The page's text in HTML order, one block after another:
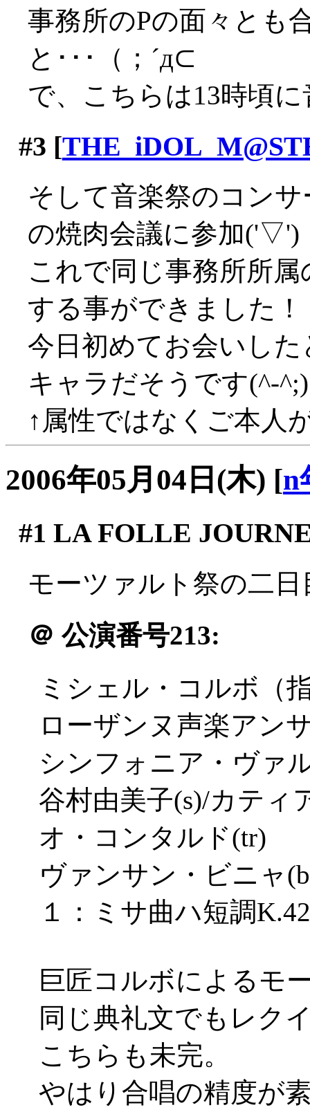
事務所のPの面々とも
と･･･（；´д⊂
で、こちらは13時頃
#3 [
そして音楽祭のコン
の焼肉会議に参加('▽')
これで同じ事務所所
する事ができました！
今日初めてお会いし
キャラだそうです(^-^;)
↑属性ではなくご本人
2006年05月04日(木) [n
#1 LA FOLLE
モーツァルト祭の二
＠ 公演番号213:
ミシェル・コルボ（
ローザンヌ声楽アン
シンフォニア・ヴァ
谷村由美子(s)/カティ
オ・コンタルド(tr)
ヴァンサン・ビニャ
１：ミサ曲ハ短調
巨匠コルボによるモ
同じ典礼文でもレク
こちらも未完。
やはり合唱の精度が